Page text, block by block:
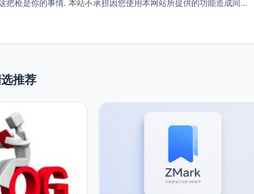
枪是你的事情. 本站不承担因您使用本网站所提供的功能造成间接
推荐